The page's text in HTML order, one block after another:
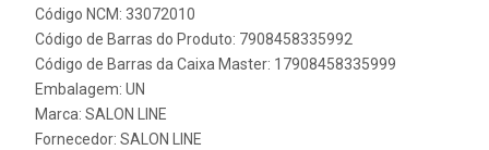
Código NCM: 33072010
Código de Barras do Produto: 7908458335992
Código de Barras da Caixa Master: 17908458335999
Embalagem: UN
Marca: SALON LINE
Fornecedor: SALON LINE